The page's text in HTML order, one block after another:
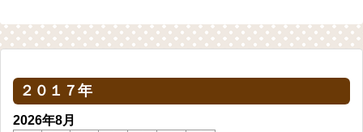
２０１７年
2026年8月